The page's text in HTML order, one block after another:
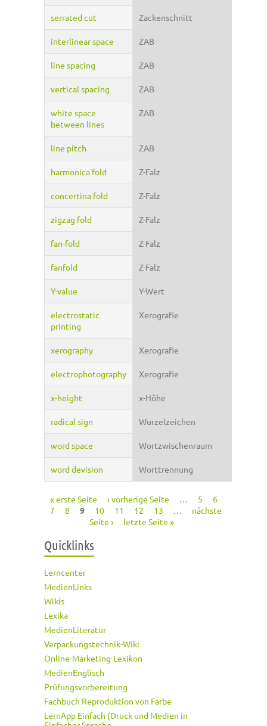
serrated cut Zackenschnitt
interlinear space ZAB
line spacing ZAB
vertical spacing ZAB
white space
between lines
ZAB
line pitch ZAB
harmonica fold Z-Falz
concertina fold Z-Falz
zigzag fold Z-Falz
fan-fold Z-Falz
fanfold Z-Falz
Y-value Y-Wert
electrostatic
printing
Xerografie
xerography Xerografie
electrophotography Xerografie
x-height x-Höhe
radical sign Wurzelzeichen
word space Wortzwischenraum
word devision Worttrennung
Seiten
« erste Seite ‹ vorherige Seite … 5
6
7
8 9 10 11 12 13 …
nächste
Seite ›
letzte Seite »
Quicklinks
Lerncenter
MedienLinks
Wikis
Lexika
MedienLiteratur
Verpackungstechnik-Wiki
Online-Marketing-Lexikon
MedienEnglisch
Prüfungsvorbereitung
Fachbuch Reproduktion von Farbe
LernApp Einfach (Druck und Medien in